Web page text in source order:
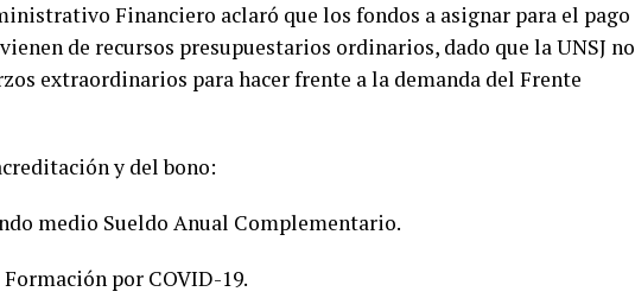
Financiero aclaró que los fondos a asignar para el pago
de recursos presupuestarios ordinarios, dado que la UNSJ no
extraordinarios para hacer frente a la demanda del Frente
y del bono:
medio Sueldo Anual Complementario.
Formación por COVID-19.